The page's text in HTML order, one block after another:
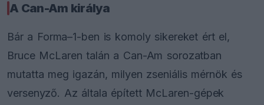
A Can-Am királya
Bár a Forma–1-ben is komoly sikereket ért el,
Bruce McLaren talán a Can-Am sorozatban
mutatta meg igazán, milyen zseniális mérnök és
versenyző. Az általa épített McLaren-gépek